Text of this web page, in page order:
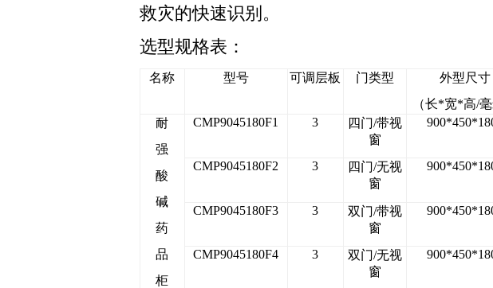
救灾的快速识别。
选型规格表：
名称 型号 可调层板 门类型
外型尺寸
（长*宽*高/毫
耐
强
酸
碱
药
品
柜
CMP9045180F1 3
四门/带视
窗
CMP9045180F2 3
四门/无视
窗
CMP9045180F3 3
双门/带视
窗
CMP9045180F4 3
双门/无视
窗